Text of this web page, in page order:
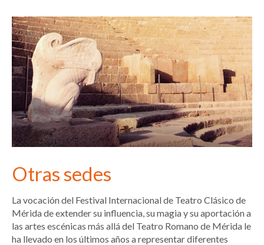
Otras sedes
La vocación del Festival Internacional de Teatro Clásico de
Mérida de extender su influencia, su magia y su aportación a
las artes escénicas más allá del Teatro Romano de Mérida le
ha llevado en los últimos años a representar diferentes